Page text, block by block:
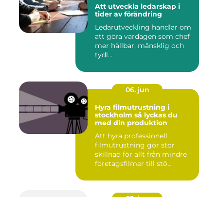
Att utveckla ledarskap i
tider av förändring
Ledarutveckling handlar om
att göra vardagen som chef
mer hållbar, mänsklig och
tydl...
06. jun
Hyra filmutrustning i
stockholm så lyckas du
med din produktion
Att hyra professionell
filmutrustning gör stor
skillnad för allt från mindre
företagsfilmer till stö...